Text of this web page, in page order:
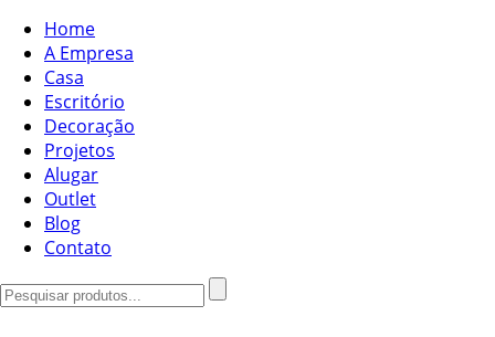
Home
A Empresa
Casa
Escritório
Decoração
Projetos
Alugar
Outlet
Blog
Contato